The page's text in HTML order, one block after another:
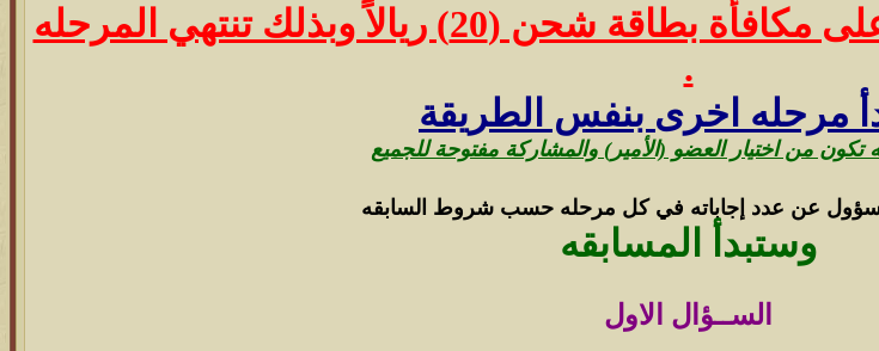
فمن يعرف عشر صور يحصل على مكافأة بطاقة شحن (20) ريالاً وبذلك تنتهي المرحله
.
مرحله اخرى بنفس الطريقة
تكون من اختيار العضو (الأمير) والمشاركة مفتوحة للجميع
عن عدد إجاباته في كل مرحله حسب شروط السابقه
وستبدأ المسابقه
الســؤال الاول